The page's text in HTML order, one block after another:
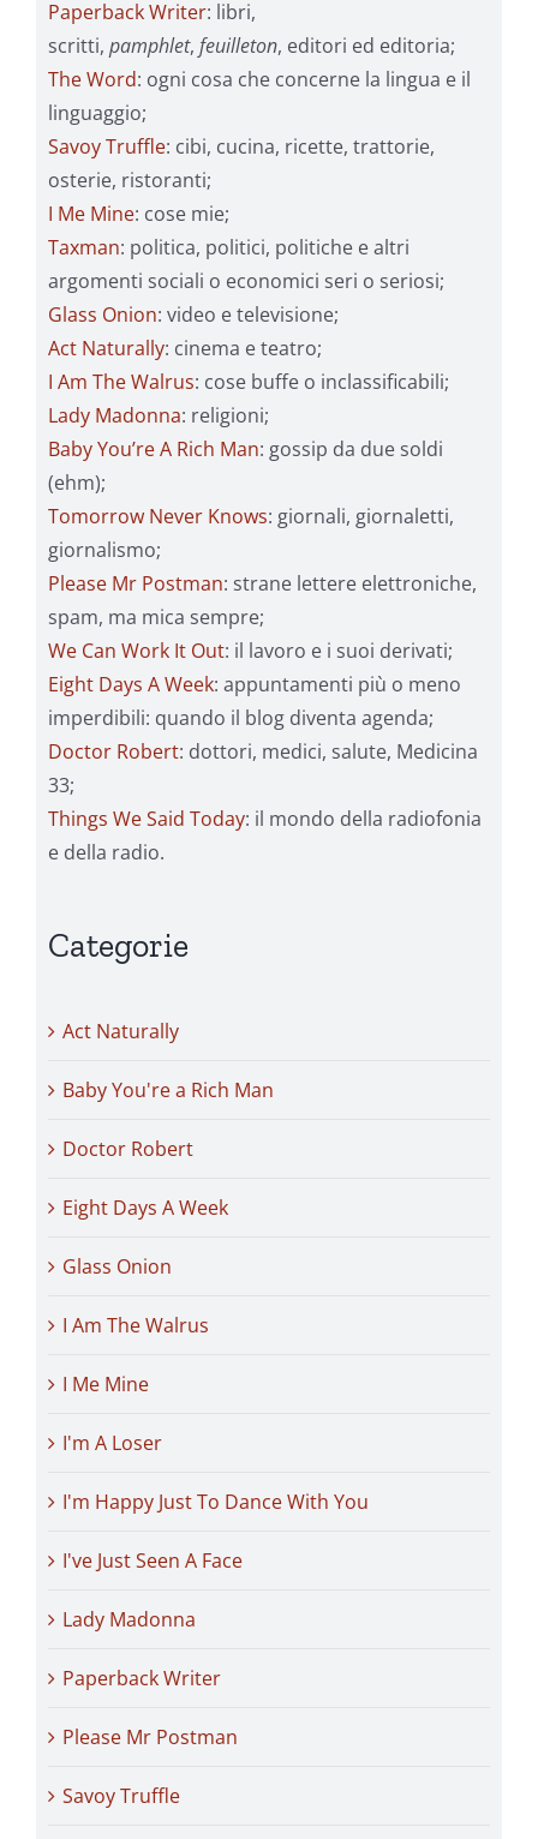
Paperback Writer: libri,
scritti, pamphlet, feuilleton, editori ed editoria;
The Word: ogni cosa che concerne la lingua e il
linguaggio;
Savoy Truffle: cibi, cucina, ricette, trattorie,
osterie, ristoranti;
I Me Mine: cose mie;
Taxman: politica, politici, politiche e altri
argomenti sociali o economici seri o seriosi;
Glass Onion: video e televisione;
Act Naturally: cinema e teatro;
I Am The Walrus: cose buffe o inclassificabili;
Lady Madonna: religioni;
Baby You’re A Rich Man: gossip da due soldi
(ehm);
Tomorrow Never Knows: giornali, giornaletti,
giornalismo;
Please Mr Postman: strane lettere elettroniche,
spam, ma mica sempre;
We Can Work It Out: il lavoro e i suoi derivati;
Eight Days A Week: appuntamenti più o meno
imperdibili: quando il blog diventa agenda;
Doctor Robert: dottori, medici, salute, Medicina
33;
Things We Said Today: il mondo della radiofonia
e della radio.
Categorie
Act Naturally
Baby You're a Rich Man
Doctor Robert
Eight Days A Week
Glass Onion
I Am The Walrus
I Me Mine
I'm A Loser
I'm Happy Just To Dance With You
I've Just Seen A Face
Lady Madonna
Paperback Writer
Please Mr Postman
Savoy Truffle